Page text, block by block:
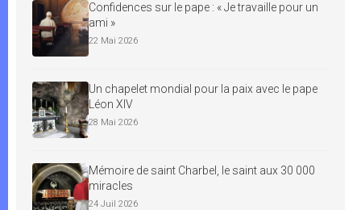
Confidences sur le pape : « Je travaille pour un
ami »
22 Mai 2026
Un chapelet mondial pour la paix avec le pape
Léon XIV
28 Mai 2026
Mémoire de saint Charbel, le saint aux 30 000
miracles
24 Juil 2026